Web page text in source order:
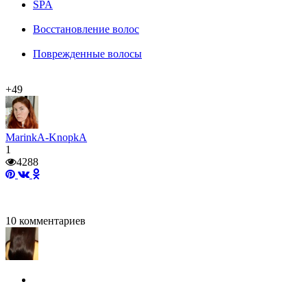
SPA
Восстановление волос
Поврежденные волосы
+49
MarinkA-KnopkA
1
4288
10 комментариев